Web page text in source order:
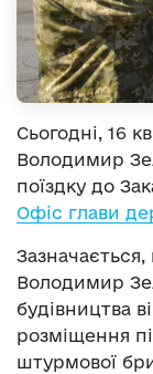
Сьогодні, 16
Володимир
поїздку до
Офіс глави
Зазначається,
Володимир
будівництва
розміщення
штурмової